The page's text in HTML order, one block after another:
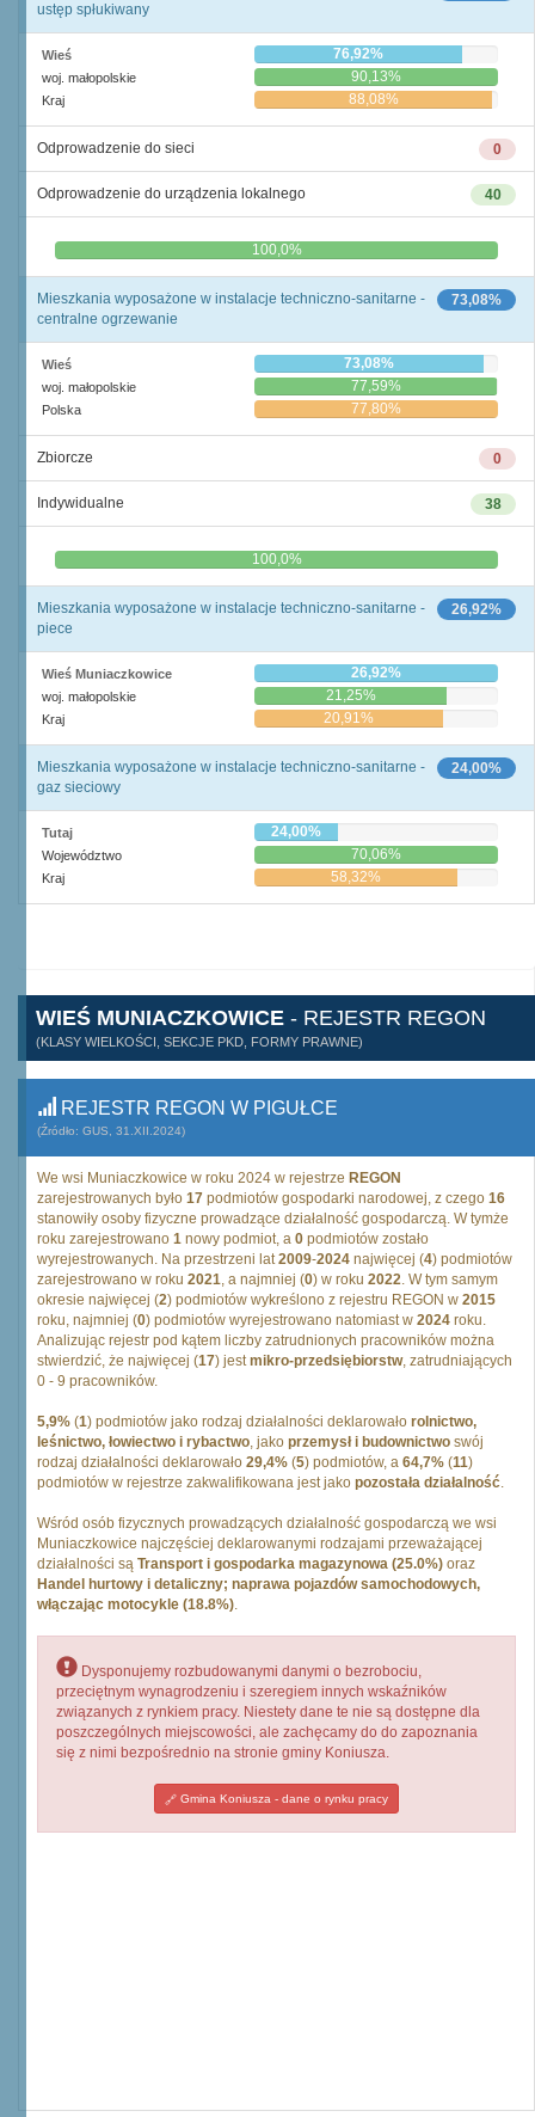
ustęp spłukiwany
Wieś 76,92%
woj. małopolskie 90,13%
Kraj 88,08%
0
Odprowadzenie do sieci
40
Odprowadzenie do urządzenia lokalnego
0,0% 100,0%
73,08%
Mieszkania wyposażone w instalacje techniczno-sanitarne -
centralne ogrzewanie
Wieś 73,08%
woj. małopolskie 77,59%
Polska 77,80%
0
Zbiorcze
38
Indywidualne
0,0% 100,0%
26,92%
Mieszkania wyposażone w instalacje techniczno-sanitarne -
piece
Wieś Muniaczkowice 26,92%
woj. małopolskie 21,25%
Kraj 20,91%
24,00%
Mieszkania wyposażone w instalacje techniczno-sanitarne -
gaz sieciowy
Tutaj 24,00%
Województwo 70,06%
Kraj 58,32%
WIEŚ MUNIACZKOWICE - REJESTR REGON
(KLASY WIELKOŚCI, SEKCJE PKD, FORMY PRAWNE)
REJESTR REGON W PIGUŁCE
(Źródło: GUS, 31.XII.2024)
We wsi Muniaczkowice w roku 2024 w rejestrze REGON
zarejestrowanych było 17 podmiotów gospodarki narodowej, z czego 16
stanowiły osoby fizyczne prowadzące działalność gospodarczą. W tymże
roku zarejestrowano 1 nowy podmiot, a 0 podmiotów zostało
wyrejestrowanych. Na przestrzeni lat2009-2024 najwięcej (4) podmiotów
zarejestrowano w roku 2021, a najmniej (0) w roku 2022. W tym samym
okresie najwięcej (2) podmiotów wykreślono z rejestru REGON w 2015
roku, najmniej (0) podmiotów wyrejestrowano natomiast w 2024 roku.
Analizując rejestr pod kątem liczby zatrudnionych pracowników można
stwierdzić, że najwięcej (17) jestmikro-przedsiębiorstw, zatrudniających
0 - 9 pracowników.
5,9% (1) podmiotów jako rodzaj działalności deklarowało rolnictwo,
leśnictwo, łowiectwo i rybactwo, jako przemysł i budownictwo swój
rodzaj działalności deklarowało 29,4% (5) podmiotów, a 64,7% (11)
podmiotów w rejestrze zakwalifikowana jest jako pozostała działalność.
Wśród osób fizycznych prowadzących działalność gospodarczą we wsi
Muniaczkowice najczęściej deklarowanymi rodzajami przeważającej
działalności są Transport i gospodarka magazynowa (25.0%) oraz
Handel hurtowy i detaliczny; naprawa pojazdów samochodowych,
włączając motocykle (18.8%).
Dysponujemy rozbudowanymi danymi o bezrobociu,
przeciętnym wynagrodzeniu i szeregiem innych wskaźników
związanych z rynkiem pracy. Niestety dane te nie są dostępne dla
poszczególnych miejscowości, ale zachęcamy do do zapoznania
się z nimi bezpośrednio na stronie gminy Koniusza.
Gmina Koniusza - dane o rynku pracy